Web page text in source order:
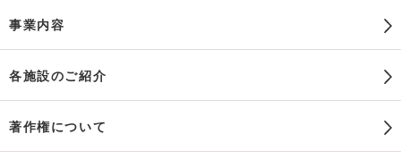
事業内容
各施設のご紹介
著作権について